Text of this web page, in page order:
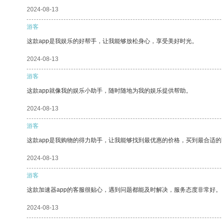
2024-08-13
游客
这款app是我娱乐的好帮手，让我能够放松身心，享受美好时光。
2024-08-13
游客
这款app就像我的娱乐小助手，随时随地为我的娱乐提供帮助。
2024-08-13
游客
这款app是我购物的得力助手，让我能够找到最优惠的价格，买到最合适
2024-08-13
游客
这款加速器app的客服很贴心，遇到问题都能及时解决，服务态度非常好。
2024-08-13